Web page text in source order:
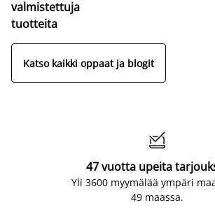
valmistettuja
tuotteita
Katso kaikki oppaat ja blogit

47 vuotta upeita
Yli 3600 myymälää ympäri
49 maassa.